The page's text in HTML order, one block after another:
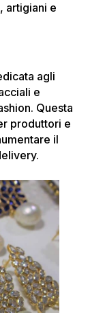
artigiani e
agli
e
Questa
produttori e
il